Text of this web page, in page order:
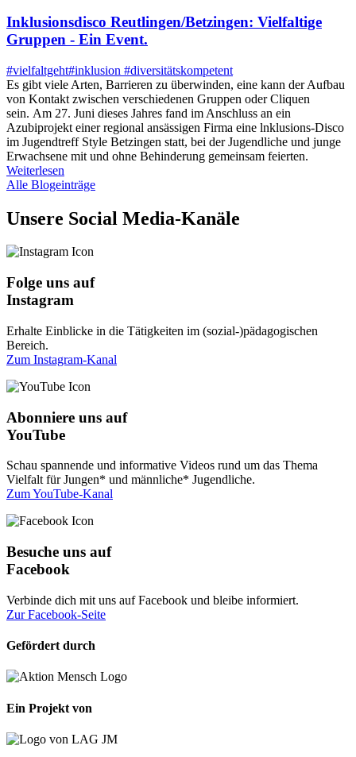
Inklusionsdisco Reutlingen/Betzingen: Vielfaltige
Gruppen - Ein Event.
#vielfaltgeht#inklusion #diversitätskompetent
Es gibt viele Arten, Barrieren zu überwinden, eine kann der Aufbau
von Kontakt zwischen verschiedenen Gruppen oder Cliquen
sein. Am 27. Juni dieses Jahres fand im Anschluss an ein
Azubiprojekt einer regional ansässigen Firma eine lnklusions-Disco
im Jugendtreff Style Betzingen statt, bei der Jugendliche und junge
Erwachsene mit und ohne Behinderung gemeinsam feierten.
Weiterlesen
Alle Blogeinträge
Unsere Social Media-Kanäle
Folge uns auf
Instagram
Erhalte Einblicke in die Tätigkeiten im (sozial-)pädagogischen
Bereich.
Zum Instagram-Kanal
Abonniere uns auf
YouTube
Schau spannende und informative Videos rund um das Thema
Vielfalt für Jungen* und männliche* Jugendliche.
Zum YouTube-Kanal
Besuche uns auf
Facebook
Verbinde dich mit uns auf Facebook und bleibe informiert.
Zur Facebook-Seite
Gefördert durch
Ein Projekt von